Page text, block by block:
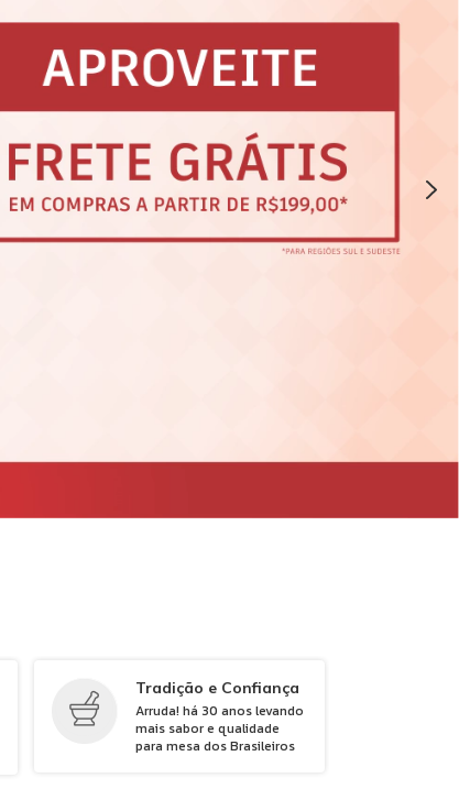
Tradição e Confiança
Arruda! há 30 anos levando
mais sabor e qualidade
para mesa dos Brasileiros